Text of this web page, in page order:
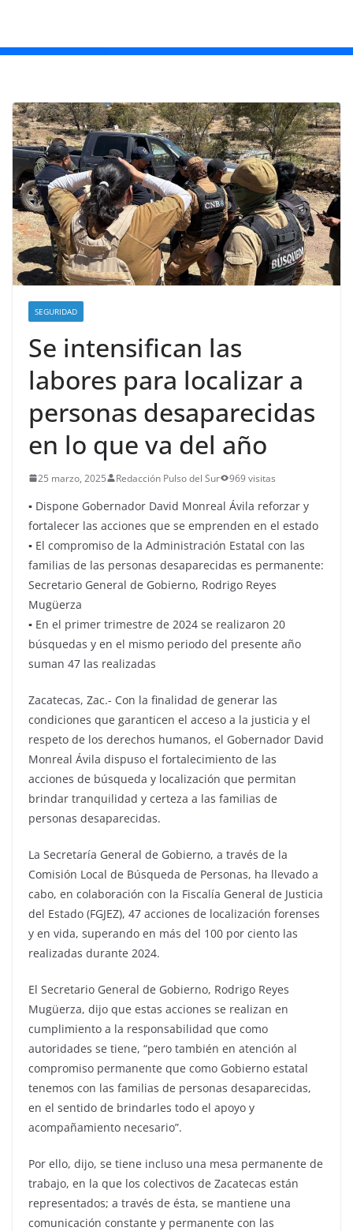
SEGURIDAD
Se intensifican las
labores para localizar a
personas desaparecidas
en lo que va del año
25 marzo, 2025 Redacción Pulso del Sur 969 visitas
▪ Dispone Gobernador David Monreal Ávila reforzar y
fortalecer las acciones que se emprenden en el estado
▪ El compromiso de la Administración Estatal con las
familias de las personas desaparecidas es permanente:
Secretario General de Gobierno, Rodrigo Reyes
Mugüerza
▪ En el primer trimestre de 2024 se realizaron 20
búsquedas y en el mismo periodo del presente año
suman 47 las realizadas
Zacatecas, Zac.- Con la finalidad de generar las
condiciones que garanticen el acceso a la justicia y el
respeto de los derechos humanos, el Gobernador David
Monreal Ávila dispuso el fortalecimiento de las
acciones de búsqueda y localización que permitan
brindar tranquilidad y certeza a las familias de
personas desaparecidas.
La Secretaría General de Gobierno, a través de la
Comisión Local de Búsqueda de Personas, ha llevado a
cabo, en colaboración con la Fiscalía General de Justicia
del Estado (FGJEZ), 47 acciones de localización forenses
y en vida, superando en más del 100 por ciento las
realizadas durante 2024.
El Secretario General de Gobierno, Rodrigo Reyes
Mugüerza, dijo que estas acciones se realizan en
cumplimiento a la responsabilidad que como
autoridades se tiene, “pero también en atención al
compromiso permanente que como Gobierno estatal
tenemos con las familias de personas desaparecidas,
en el sentido de brindarles todo el apoyo y
acompañamiento necesario”.
Por ello, dijo, se tiene incluso una mesa permanente de
trabajo, en la que los colectivos de Zacatecas están
representados; a través de ésta, se mantiene una
comunicación constante y permanente con las